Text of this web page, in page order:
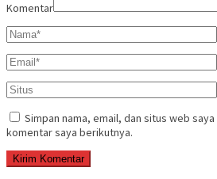
Komentar
Simpan nama, email, dan situs web
komentar saya berikutnya.